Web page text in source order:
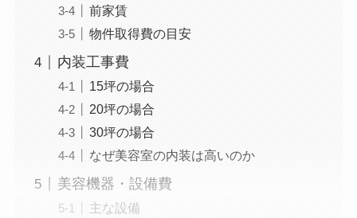
前家賃
物件取得費の目安
内装工事費
15坪の場合
20坪の場合
30坪の場合
なぜ美容室の内装は高いのか
美容機器・設備費
主な設備